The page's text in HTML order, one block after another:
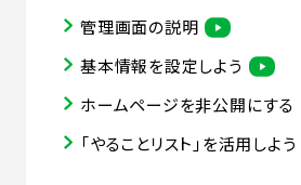
管理画面の説明
基本情報を設定しよう
ホームページを非公開にする
「やることリスト」を活用しよう